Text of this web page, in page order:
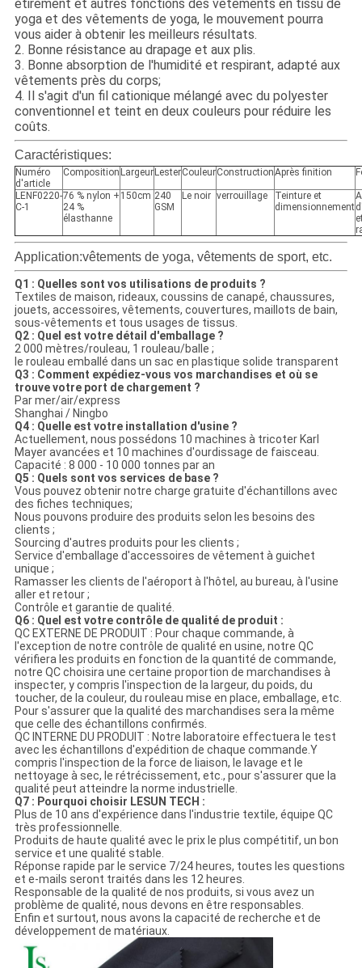
étirement et autres fonctions des vêtements en tissu de
yoga et des vêtements de yoga, le mouvement pourra
vous aider à obtenir les meilleurs résultats.
2. Bonne résistance au drapage et aux plis.
3. Bonne absorption de l'humidité et respirant, adapté aux
vêtements près du corps;
4. Il s'agit d'un fil cationique mélangé avec du polyester
conventionnel et teint en deux couleurs pour réduire les
coûts.
Caractéristiques:
Numéro
d'article
Composition Largeur LesterCouleurConstructionAprès finition
LENF0220-
C-1
76 % nylon +
24 %
élasthanne
150cm 240
GSM
Le noir verrouillage
Teinture et
dimensionnement
Application:vêtements de yoga, vêtements de sport, etc.
Q1 : Quelles sont vos utilisations de produits ?
Textiles de maison, rideaux, coussins de canapé, chaussures,
jouets, accessoires, vêtements, couvertures, maillots de bain,
sous-vêtements et tous usages de tissus.
Q2 : Quel est votre détail d'emballage ?
2 000 mètres/rouleau, 1 rouleau/balle ;
le rouleau emballé dans un sac en plastique solide transparent
Q3 : Comment expédiez-vous vos marchandises et où se
trouve votre port de chargement ?
Par mer/air/express
Shanghai / Ningbo
Q4 : Quelle est votre installation d'usine ?
Actuellement, nous possédons 10 machines à tricoter Karl
Mayer avancées et 10 machines d'ourdissage de faisceau.
Capacité : 8 000 - 10 000 tonnes par an
Q5 : Quels sont vos services de base ?
Vous pouvez obtenir notre charge gratuite d'échantillons avec
des fiches techniques;
Nous pouvons produire des produits selon les besoins des
clients ;
Sourcing d'autres produits pour les clients ;
Service d'emballage d'accessoires de vêtement à guichet
unique ;
Ramasser les clients de l'aéroport à l'hôtel, au bureau, à l'usine
aller et retour ;
Contrôle et garantie de qualité.
Q6 : Quel est votre contrôle de qualité de produit :
QC EXTERNE DE PRODUIT : Pour chaque commande, à
l'exception de notre contrôle de qualité en usine, notre QC
vérifiera les produits en fonction de la quantité de commande,
notre QC choisira une certaine proportion de marchandises à
inspecter, y compris l'inspection de la largeur, du poids, du
toucher, de la couleur, du rouleau mise en place, emballage, etc.
Pour s'assurer que la qualité des marchandises sera la même
que celle des échantillons confirmés.
QC INTERNE DU PRODUIT : Notre laboratoire effectuera le test
avec les échantillons d'expédition de chaque commande.Y
compris l'inspection de la force de liaison, le lavage et le
nettoyage à sec, le rétrécissement, etc., pour s'assurer que la
qualité peut atteindre la norme industrielle.
Q7 : Pourquoi choisir LESUN TECH :
Plus de 10 ans d'expérience dans l'industrie textile, équipe QC
très professionnelle.
Produits de haute qualité avec le prix le plus compétitif, un bon
service et une qualité stable.
Réponse rapide par le service 7/24 heures, toutes les questions
et e-mails seront traités dans les 12 heures.
Responsable de la qualité de nos produits, si vous avez un
problème de qualité, nous devons en être responsables.
Enfin et surtout, nous avons la capacité de recherche et de
développement de matériaux.